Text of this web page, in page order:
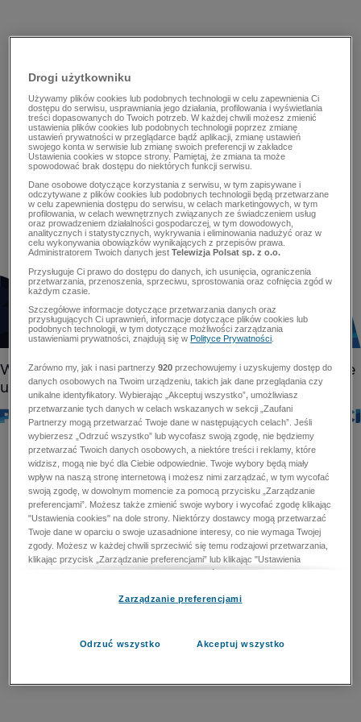
Drogi użytkowniku
Używamy plików cookies lub podobnych technologii w celu zapewnienia Ci
dostępu do serwisu, usprawniania jego działania, profilowania i wyświetlania
treści dopasowanych do Twoich potrzeb. W każdej chwili możesz zmienić
ustawienia plików cookies lub podobnych technologii poprzez zmianę
ustawień prywatności w przeglądarce bądź aplikacji, zmianę ustawień
swojego konta w serwisie lub zmianę swoich preferencji w zakładce
Ustawienia cookies w stopce strony. Pamiętaj, że zmiana ta może
spowodować brak dostępu do niektórych funkcji serwisu.
Dane osobowe dotyczące korzystania z serwisu, w tym zapisywane i
odczytywane z plików cookies lub podobnych technologii będą przetwarzane
w celu zapewnienia dostępu do serwisu, w celach marketingowych, w tym
profilowania, w celach wewnętrznych związanych ze świadczeniem usług
oraz prowadzeniem działalności gospodarczej, w tym dowodowych,
analitycznych i statystycznych, wykrywania i eliminowania nadużyć oraz w
celu wykonywania obowiązków wynikających z przepisów prawa.
Administratorem Twoich danych jestTelewizja Polsat sp. z o.o.
Przysługuje Ci prawo do dostępu do danych, ich usunięcia, ograniczenia
przetwarzania, przenoszenia, sprzeciwu, sprostowania oraz cofnięcia zgód w
każdym czasie.
Szczegółowe informacje dotyczące przetwarzania danych oraz
przysługujących Ci uprawnień, informacje dotyczące plików cookies lub
podobnych technologii, w tym dotyczące możliwości zarządzania
ustawieniami prywatności, znajdują się wPolityce Prywatności
Zarówno my, jak i nasi partnerzy920 przechowujemy i uzyskujemy dostęp do
danych osobowych na Twoim urządzeniu, takich jak dane przeglądania czy
unikalne identyfikatory. Wybierając „Akceptuj wszystko”, umożliwiasz
przetwarzanie tych danych w celach wskazanych w sekcji „Zaufani
Partnerzy mogą przetwarzać Twoje dane w następujących celach”. Jeśli
wybierzesz „Odrzuć wszystko” lub wycofasz swoją zgodę, nie będziemy
przetwarzać Twoich danych osobowych, a niektóre treści i reklamy, które
widzisz, mogą nie być dla Ciebie odpowiednie. Twoje wybory będą miały
wpływ na naszą stronę internetową i możesz nimi zarządzać, w tym wycofać
swoją zgodę, w dowolnym momencie za pomocą przycisku „Zarządzanie
preferencjami”. Możesz także zmienić swoje wybory i wycofać zgodę klikając
"Ustawienia cookies" na dole strony. Niektórzy dostawcy mogą przetwarzać
Twoje dane w oparciu o swoje uzasadnione interesy, co nie wymaga Twojej
zgody. Możesz w każdej chwili sprzeciwić się temu rodzajowi przetwarzania,
klikając przycisk „Zarządzanie preferencjami” lub klikając "Ustawienia
cookies" na dole strony. Nie możesz sprzeciwić się przetwarzaniu przez
zapobiegania oszustwom i naprawiania błędów, a w tym celu mogą zostać
przetwarzaniu danych osobowych w celu dostarczania i prezentacji reklam i
Zarządzanie preferencjami
Odrzuć wszystko Akceptuj wszystko